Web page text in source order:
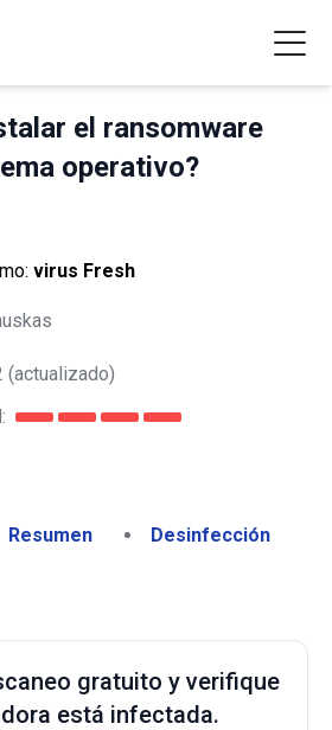
el ransomware
operativo?
virus Fresh
(actualizado)
Resumen
Desinfección
gratuito y verifique
está infectada.